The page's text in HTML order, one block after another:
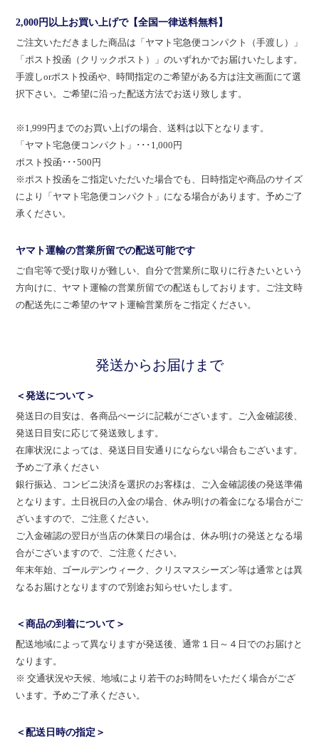
2,000円以上お買い上げで【全国一律送料無料】
ご注文いただきました商品は「ヤマト宅急便コンパクト（手渡し）」
「ポスト投函（クリックポスト）」のいずれかでお届けいたします。
手渡しorポスト投函や、時間指定のご希望がある方は注文画面にて選
択下さい。ご希望に沿った配送方法でお送り致します。
※1,999円までのお買い上げの場合、送料は以下となります。
「ヤマト宅急便コンパクト」･･･1,000円
ポスト投函･･･500円
※ポスト投函をご指定いただいた場合でも、日時指定や商品のサイズ
により「ヤマト宅急便コンパクト」になる場合があります。予めご了
承ください。
ヤマト運輸の営業所留での配送可能です
ご自宅等で受け取りが難しい、自分で営業所に取りに行きたいという
方向けに、ヤマト運輸の営業所留での配送もしております。ご注文時
の配送先にご希望のヤマト運輸営業所をご指定ください。
発送からお届けまで
＜発送について＞
発送日の目安は、各商品ぺージに記載がございます。ご入金確認後、
発送日目安に応じて発送致します。
在庫状況によっては、発送日目安通りにならない場合もございます。
予めご了承ください
銀行振込、コンビニ決済を選択のお客様は、ご入金確認後の発送準備
となります。土日祝日の入金の場合、休み明けの着金になる場合がご
ざいますので、ご注意ください。
ご入金確認の翌日が当店の休業日の場合は、休み明けの発送となる場
合がございますので、ご注意ください。
年末年始、ゴールデンウィーク、クリスマスシーズン等は通常とは異
なるお届けとなりますので別途お知らせいたします。
＜商品の到着について＞
配送地域によって異なりますが発送後、通常１日～４日でのお届けと
なります。
※ 交通状況や天候、地域により若干のお時間をいただく場合がござ
います。予めご了承ください。
＜配送日時の指定＞